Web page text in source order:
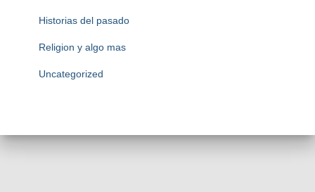
Historias del pasado
Religion y algo mas
Uncategorized